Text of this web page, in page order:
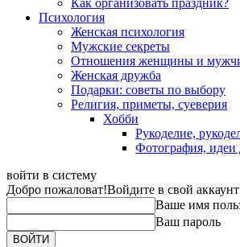
Как организовать праздник?
Психология
Женская психология
Мужские секреты
Отношения женщины и
Женская дружба
Подарки: советы по выбору
Религия, приметы, суеверия
Хобби
Рукоделие,
Фотография, идеи
войти в систему
Добро пожаловат!Войдите в свой аккаунт
Ваше имя
Ваш пароль